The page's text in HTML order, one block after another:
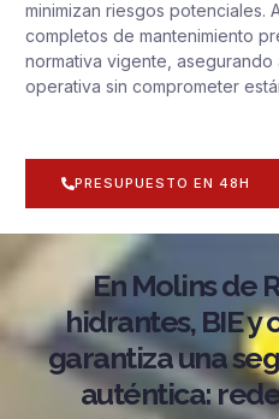
minimizan riesgos potenciales.
completos de mantenimiento
normativa vigente, asegurando
operativa sin comprometer
PRESUPUESTO EN 48H
En Molins de
hidrantes, BIE y
garantiza una
auténtica: